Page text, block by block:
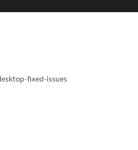
fixed-issues